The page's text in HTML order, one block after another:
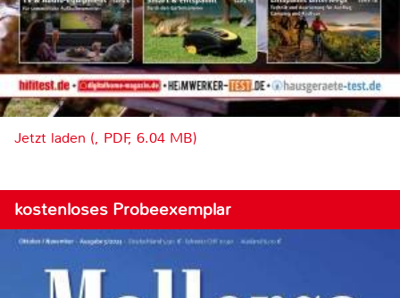
Jetzt laden (, PDF, 6.04 MB)
kostenloses Probeexemplar